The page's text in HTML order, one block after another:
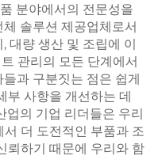
분야에서의 전문성을
솔루션 제공업체로서
대량 생산 및 조립에 이
관리의 모든 단계에서
과 구분짓는 점은 쉽게
부 사항을 개선하는 데
업의 기업 리더들은 우리
더 도전적인 부품과 조
뢰하기 때문에 우리와 함